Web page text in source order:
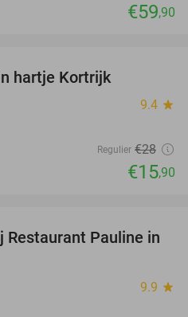
€59,90
hartje Kortrijk
9.4 star
Regulier €28
€15,90
16%
Restaurant Pauline in
9.9 star